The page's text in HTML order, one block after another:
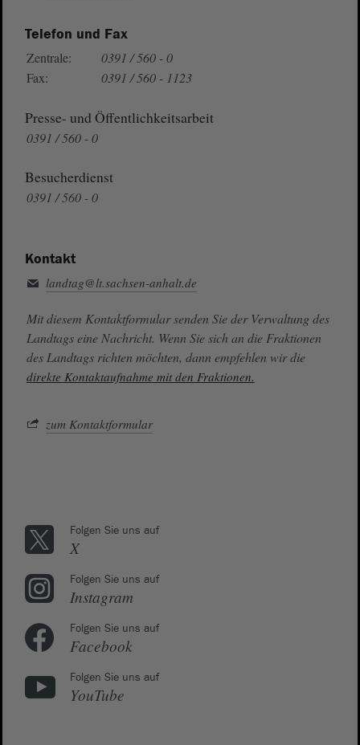
Telefon und Fax
Zentrale:
0391 / 560 - 0
Fax:
0391 / 560 - 1123
Presse- und Öffentlichkeitsarbeit
0391 / 560 - 0
Besucherdienst
0391 / 560 - 0
Kontakt
landtag@lt.sachsen-anhalt.de
Mit diesem Kontaktformular senden Sie der Verwaltung des
Landtags eine Nachricht. Wenn Sie sich an die Fraktionen
des Landtags richten möchten, dann empfehlen wir die
direkte Kontaktaufnahme mit den Fraktionen.
zum Kontaktformular
Folgen Sie uns auf
X
Folgen Sie uns auf
Instagram
Folgen Sie uns auf
Facebook
Folgen Sie uns auf
YouTube